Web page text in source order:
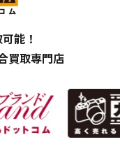
能！
買取専門店